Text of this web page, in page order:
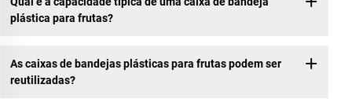
plástica para frutas?
As caixas de bandejas plásticas para frutas podem ser
reutilizadas?